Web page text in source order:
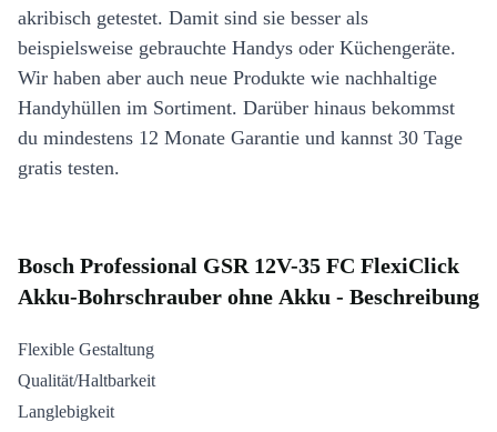
akribisch getestet. Damit sind sie besser als
beispielsweise gebrauchte Handys oder Küchengeräte.
Wir haben aber auch neue Produkte wie nachhaltige
Handyhüllen im Sortiment. Darüber hinaus bekommst
du mindestens 12 Monate Garantie und kannst 30 Tage
gratis testen.
Bosch Professional GSR 12V-35 FC FlexiClick
Akku-Bohrschrauber ohne Akku - Beschreibung
Flexible Gestaltung
Qualität/Haltbarkeit
Langlebigkeit